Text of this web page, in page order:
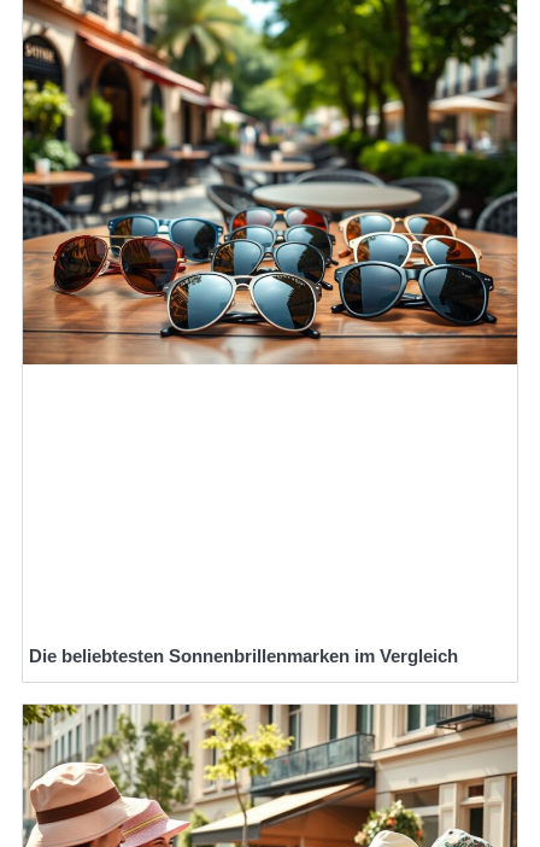
Die beliebtesten Sonnenbrillenmarken im Vergleich